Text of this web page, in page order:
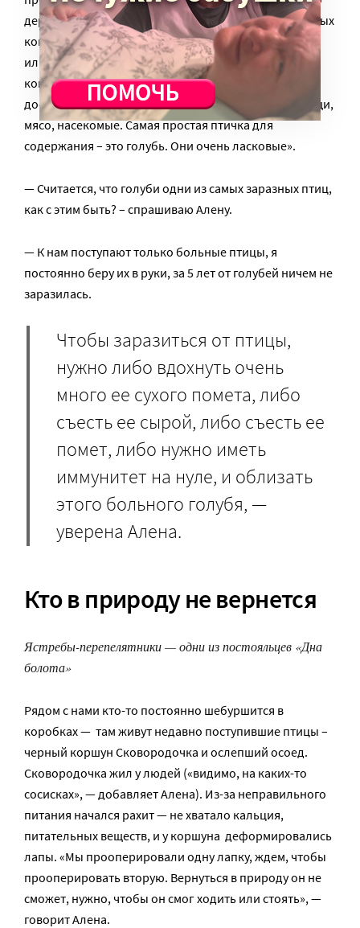
держать дома, они узнают в лицо всех людей, которых
когда-то видели, помнят, что им сделали хорошего
или плохого, играют в игрушки, их можно обучить
командам, научить разговаривать. Но у них
достаточно сложное питание – ягоды, фрукты, овощи,
мясо, насекомые. Самая простая птичка для
содержания – это голубь. Они очень ласковые».
— Считается, что голуби одни из самых заразных птиц,
как с этим быть? – спрашиваю Алену.
— К нам поступают только больные птицы, я
постоянно беру их в руки, за 5 лет от голубей ничем не
заразилась.
Чтобы заразиться от птицы,
нужно либо вдохнуть очень
много ее сухого помета, либо
съесть ее сырой, либо съесть ее
помет, либо нужно иметь
иммунитет на нуле, и облизать
этого больного голубя, —
уверена Алена.
Кто в природу не вернется
Ястребы-перепелятники — одни из постояльцев «Дна
болота»
Рядом с нами кто-то постоянно шебуршится в
коробках — там живут недавно поступившие птицы –
черный коршун Сковородочка и ослепший осоед.
Сковородочка жил у людей («видимо, на каких-то
сосисках», — добавляет Алена). Из-за неправильного
питания начался рахит — не хватало кальция,
питательных веществ, и у коршуна деформировались
лапы. «Мы прооперировали одну лапку, ждем, чтобы
прооперировать вторую. Вернуться в природу он не
сможет, нужно, чтобы он смог ходить или стоять», —
говорит Алена.